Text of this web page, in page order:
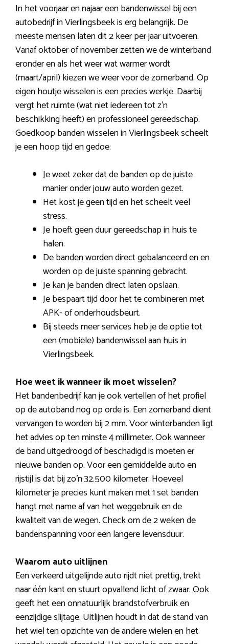
In het voorjaar en najaar een bandenwissel bij een
autobedrijf in Vierlingsbeek is erg belangrijk. De
meeste mensen laten dit 2 keer per jaar uitvoeren.
Vanaf oktober of november zetten we de winterband
eronder en als het weer wat warmer wordt
(maart/april) kiezen we weer voor de zomerband. Op
eigen houtje wisselen is een precies werkje. Daarbij
vergt het ruimte (wat niet iedereen tot z’n
beschikking heeft) en professioneel gereedschap.
Goedkoop banden wisselen in Vierlingsbeek scheelt
je een hoop tijd en gedoe:
Je weet zeker dat de banden op de juiste
manier onder jouw auto worden gezet.
Het kost je geen tijd en het scheelt veel
stress.
Je hoeft geen duur gereedschap in huis te
halen.
De banden worden direct gebalanceerd en en
worden op de juiste spanning gebracht.
Je kan je banden direct laten opslaan.
Je bespaart tijd door het te combineren met
APK- of onderhoudsbeurt.
Bij steeds meer services heb je de optie tot
een (mobiele) bandenwissel aan huis in
Vierlingsbeek.
Hoe weet ik wanneer ik moet wisselen?
Het bandenbedrijf kan je ook vertellen of het profiel
op de autoband nog op orde is. Een zomerband dient
vervangen te worden bij 2 mm. Voor winterbanden ligt
het advies op ten minste 4 millimeter. Ook wanneer
de band uitgedroogd of beschadigd is moeten er
nieuwe banden op. Voor een gemiddelde auto en
rijstijl is dat bij zo’n 32.500 kilometer. Hoeveel
kilometer je precies kunt maken met 1 set banden
hangt met name af van het weggebruik en de
kwaliteit van de wegen. Check om de 2 weken de
bandenspanning voor een langere levensduur.
Waarom auto uitlijnen
Een verkeerd uitgelijnde auto rijdt niet prettig, trekt
naar één kant en stuurt opvallend licht of zwaar. Ook
geeft het een onnatuurlijk brandstofverbruik en
eenzijdige slijtage. Uitlijnen houdt in dat de stand van
het wiel ten opzichte van de andere wielen en het